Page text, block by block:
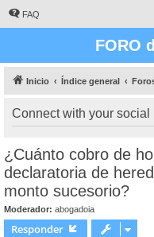
FAQ
FORO
Inicio Índice general
Connect with your social
¿Cuánto cobro de
declaratoria de
monto sucesorio?
Moderador: abogadoia
Responder